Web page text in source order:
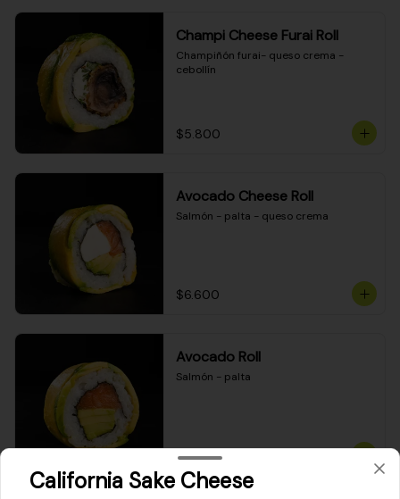
Champi Cheese Furai Roll
Champiñón furai- queso crema -
cebollín
$5.800
Avocado Cheese Roll
Salmón - palta - queso crema
$6.600
Avocado Roll
Salmón - palta
$6.200
California Sake Cheese